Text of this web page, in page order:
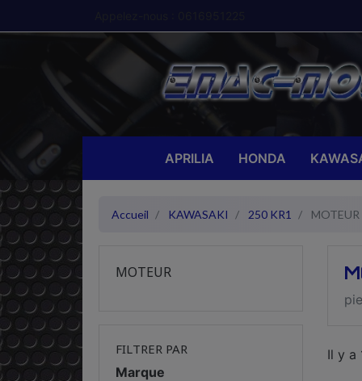
APRILIA HONDA
Accueil KAWASAKI 250 KR1 MOTEUR
MOTEUR
FILTRER PAR
Marque
Il y a